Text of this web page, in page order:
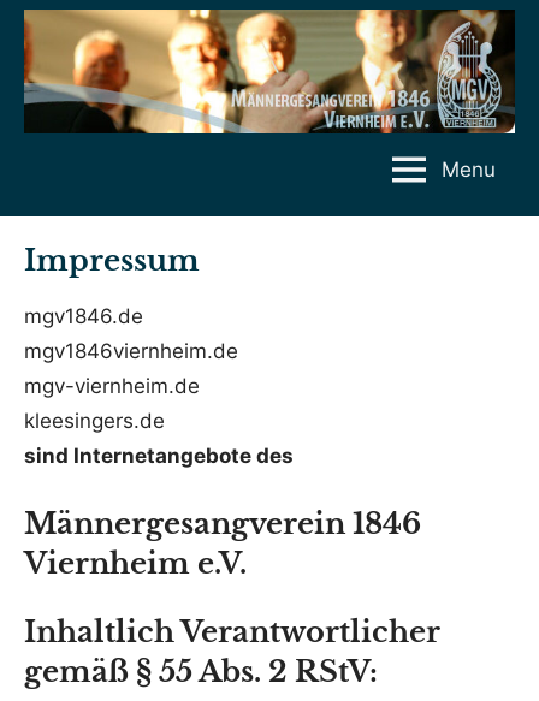
Skip
content
Menu
Impressum
mgv1846.de
mgv1846viernheim.de
mgv-viernheim.de
kleesingers.de
sind Internetangebote des
Männergesangverein 1846
Viernheim e.V.
Inhaltlich Verantwortlicher
gemäß § 55 Abs. 2 RStV: